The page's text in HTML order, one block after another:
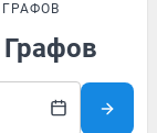
Графов